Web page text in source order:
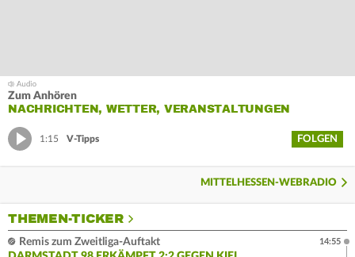
Zum Anhören
NACHRICHTEN, WETTER, VERANSTALTUNGEN
1:15 V-Tipps FOLGEN
MITTELHESSEN-WEBRADIO
THEMEN-TICKER
Remis zum Zweitliga-Auftakt
14:55